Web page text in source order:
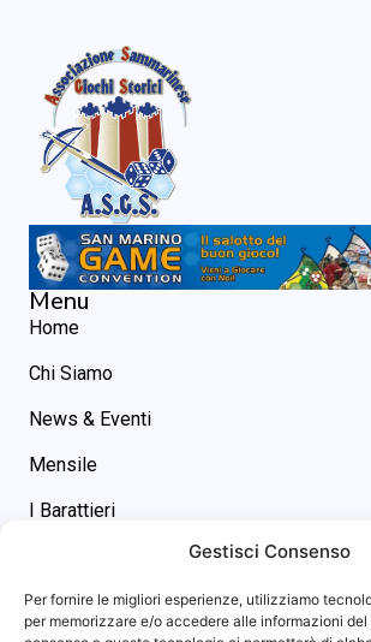
Gestisci Consenso
Per fornire le migliori esperienze, utilizziamo
per memorizzare e/o accedere alle informazioni del
Menu
Home
Chi Siamo
News & Eventi
Mensile
I Barattieri
asgs@omniway.sm